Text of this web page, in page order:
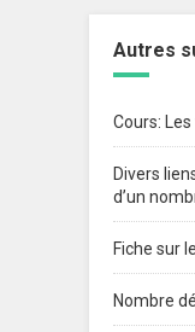
Autres
Cours:
Divers
d’un
Fiche sur
Nombre